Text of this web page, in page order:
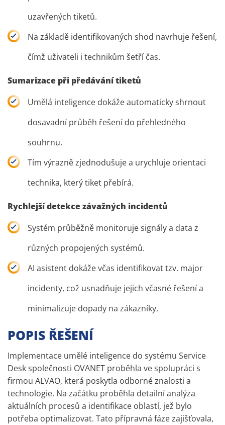
uzavřených tiketů.
Na základě identifikovaných shod navrhuje řešení,
čímž uživateli i technikům šetří čas.
Sumarizace při předávání tiketů
Umělá inteligence dokáže automaticky shrnout
dosavadní průběh řešení do přehledného
souhrnu.
Tím výrazně zjednodušuje a urychluje orientaci
technika, který tiket přebírá.
Rychlejší detekce závažných incidentů
Systém průběžně monitoruje signály a data z
různých propojených systémů.
AI asistent dokáže včas identifikovat tzv. major
incidenty, což usnadňuje jejich včasné řešení a
minimalizuje dopady na zákazníky.
POPIS ŘEŠENÍ
Implementace umělé inteligence do systému Service
Desk společnosti OVANET proběhla ve spolupráci s
firmou ALVAO, která poskytla odborné znalosti a
technologie. Na začátku proběhla detailní analýza
aktuálních procesů a identifikace oblastí, jež bylo
potřeba optimalizovat. Tato přípravná fáze zajišťovala,